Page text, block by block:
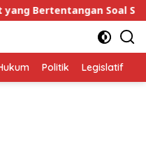
Soal Status
Politik Legislatif